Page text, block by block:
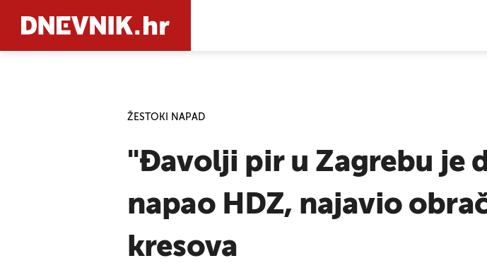
ŽESTOKI NAPAD
"Đavolji pir u Zagrebu je
napao HDZ, najavio
kresova